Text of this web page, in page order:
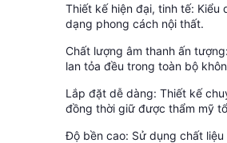
Thiết kế hiện đại, tinh tế: Kiểu
dạng phong cách nội thất.
Chất lượng âm thanh ấn
lan tỏa đều trong toàn bộ
Lắp đặt dễ dàng: Thiết kế
đồng thời giữ được thẩm mỹ
Độ bền cao: Sử dụng chất